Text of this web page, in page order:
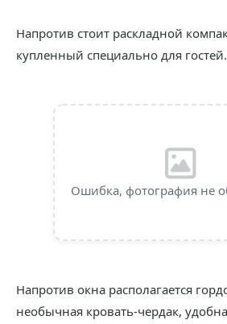
Напротив стоит раскладной
купленный специально для гостей.
Ошибка, фотография не
Напротив окна располагается
необычная кровать-чердак,